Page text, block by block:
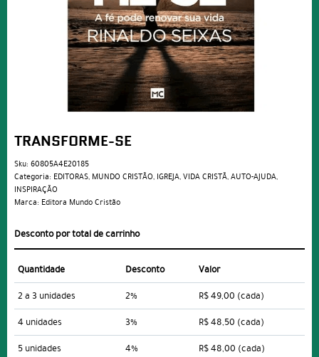
TRANSFORME-SE
Sku: 60805A4E20185
Categoria: EDITORAS, MUNDO CRISTÃO, IGREJA,VIDA CRISTÃ,AUTO-AJUDA,
INSPIRAÇÃO
Marca: Editora Mundo Cristão
Desconto por total de carrinho
Quantidade Desconto
Valor
2 a 3 unidades
2% R$ 49,00 (cada)
4 unidades
3% R$ 48,50 (cada)
5 unidades
4% R$ 48,00 (cada)